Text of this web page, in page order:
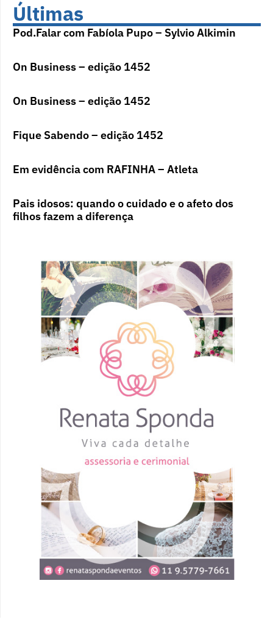
Últimas
Pod.Falar com Fabíola Pupo – Sylvio Alkimin
On Business – edição 1452
On Business – edição 1452
Fique Sabendo – edição 1452
Em evidência com RAFINHA – Atleta
Pais idosos: quando o cuidado e o afeto dos
filhos fazem a diferença